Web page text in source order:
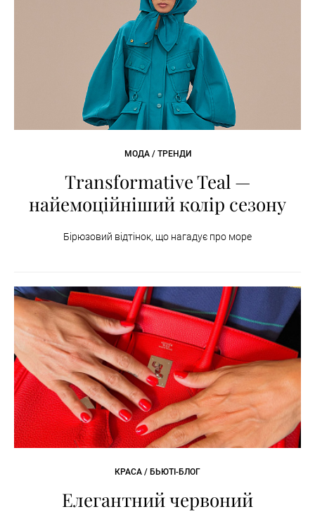
МОДА / ТРЕНДИ
Transformative Teal —
найемоційніший колір сезону
Бірюзовий відтінок, що нагадує про море
КРАСА / БЬЮТІ-БЛОГ
Елегантний червоний